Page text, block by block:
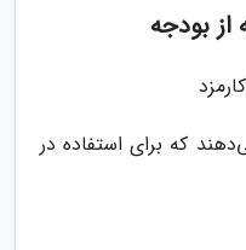
از بودجه
که برای استفاده در